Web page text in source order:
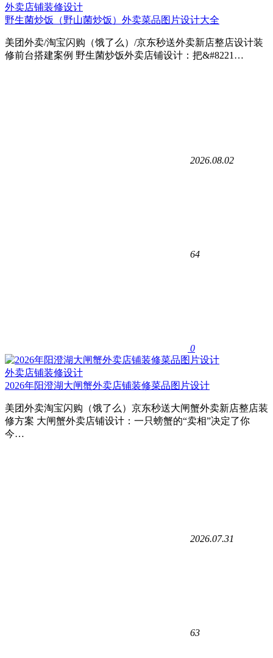
外卖店铺装修设计
野生菌炒饭（野山菌炒饭）外卖菜品图片设计大全
美团外卖/淘宝闪购（饿了么）/京东秒送外卖新店整店设计装
修前台搭建案例 野生菌炒饭外卖店铺设计：把&#8221…
2026.08.02
64
0
外卖店铺装修设计
2026年阳澄湖大闸蟹外卖店铺装修菜品图片设计
美团外卖淘宝闪购（饿了么）京东秒送大闸蟹外卖新店整店装
修方案 大闸蟹外卖店铺设计：一只螃蟹的“卖相”决定了你
今…
2026.07.31
63